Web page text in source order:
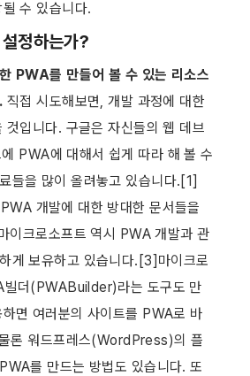
수 있습니다.
정하는가?
PWA를 만들어 볼 수 있는 리소스
직접 시도해보면, 개발 과정에 대한
것입니다. 구글은 자신들의 웹 데브
PWA에 대해서 쉽게 따라 해 볼 수
들을 많이 올려놓고 있습니다.[1]
개발에 대한 방대한 문서들을
이크로소프트 역시 PWA 개발과 관
게 보유하고 있습니다.[3]마이크로
빌더(PWABuilder)라는 도구도 만
면 여러분의 사이트를 PWA로 바
론 워드프레스(WordPress)의 플
를 만드는 방법도 있습니다. 또